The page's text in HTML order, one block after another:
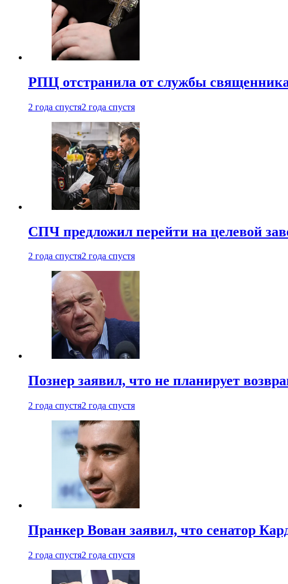
РПЦ отстранила от службы
2 года спустя2 года спустя
СПЧ предложил перейти на целевой
2 года спустя2 года спустя
Познер заявил, что не планирует
2 года спустя2 года спустя
Пранкер Вован заявил, что сенатор
2 года спустя2 года спустя